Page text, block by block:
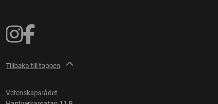
Tillbaka till toppen
Vetenskapsrådet